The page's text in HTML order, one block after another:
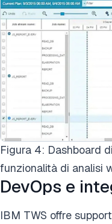
Figura 4: Dashboard
funzionalità di analisi
DevOps e
IBM TWS offre